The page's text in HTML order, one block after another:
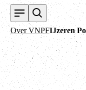
Over VNPFIJzeren